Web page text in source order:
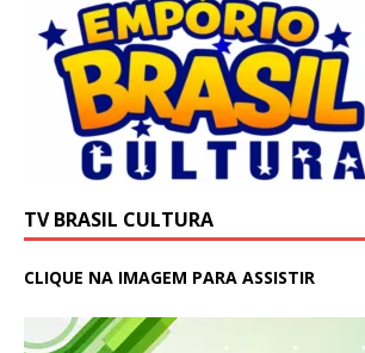
TV BRASIL CULTURA
CLIQUE NA IMAGEM PARA ASSISTIR